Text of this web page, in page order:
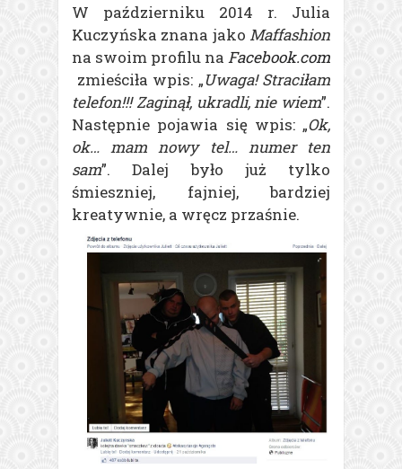
W październiku 2014 r. Julia
Kuczyńska znana jako Maffashion
na swoim profilu na Facebook.com
zmieściła wpis: „Uwaga! Straciłam
telefon!!! Zaginął, ukradli, nie wiem”.
Następnie pojawia się wpis: „Ok,
ok… mam nowy tel… numer ten
sam”. Dalej było już tylko
śmieszniej, fajniej, bardziej
kreatywnie, a wręcz przaśnie.